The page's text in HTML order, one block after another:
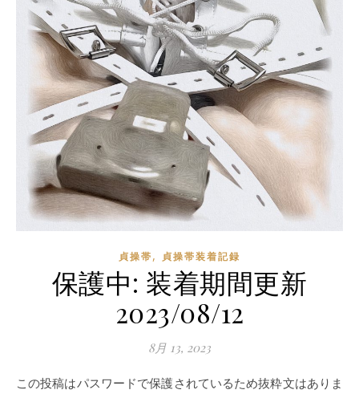
貞操帯, 貞操帯装着記録
保護中: 装着期間更新
2023/08/12
8月 13, 2023
この投稿はパスワードで保護されているため抜粋文はありま